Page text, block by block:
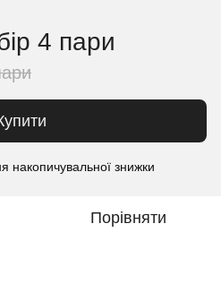
4 пари
накопичувальної знижки
Порівняти